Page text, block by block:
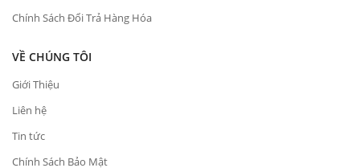
Chính Sách Đổi Trả Hàng Hóa
VỀ CHÚNG TÔI
Giới Thiệu
Liên hệ
Tin tức
Chính Sách Bảo Mật